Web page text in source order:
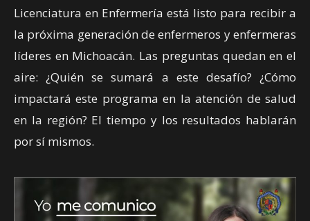
Licenciatura en Enfermería está listo para recibir a
la próxima generación de enfermeros y enfermeras
líderes en Michoacán. Las preguntas quedan en el
aire: ¿Quién se sumará a este desafío? ¿Cómo
impactará este programa en la atención de salud
en la región? El tiempo y los resultados hablarán
por sí mismos.